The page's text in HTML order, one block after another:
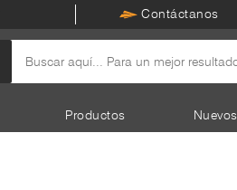
Contáctanos
Productos Nuevos